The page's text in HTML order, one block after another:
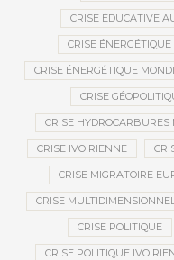
CRISE ÉDUCATIVE
CRISE ÉNERGÉTIQUE
CRISE ÉNERGÉTIQUE
CRISE
CRISE HYDROCARBURES
CRISE IVOIRIENNE
CRISE MIGRATOIRE
CRISE
CRISE POLITIQUE
CRISE POLITIQUE